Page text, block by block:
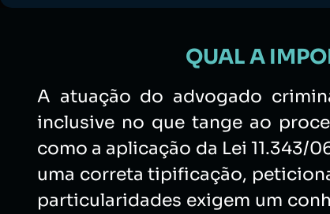
QUAL A
A atuação do advogado
inclusive no que tange ao
como a aplicação da Lei 11.343/
uma correta tipificação,
particularidades exigem um